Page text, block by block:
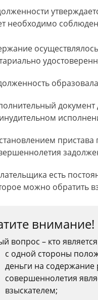
необходимо
есть
можно обратить
внимание!
вопрос – кто
с одной стороны
деньги на
совершеннолетия
взыскателем;